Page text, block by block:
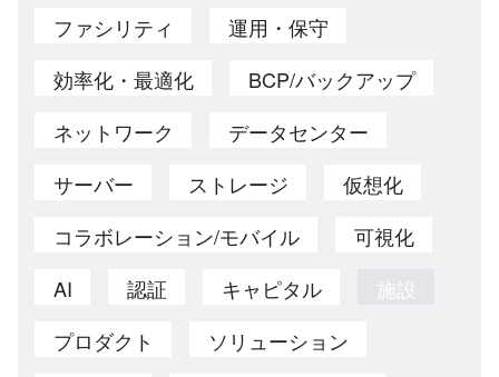
ファシリティ
運用・保守
効率化・最適化
BCP/バックアップ
ネットワーク
データセンター
サーバー
ストレージ
仮想化
コラボレーション/モバイル
可視化
AI
認証 キャピタル
施設
プロダクト
ソリューション